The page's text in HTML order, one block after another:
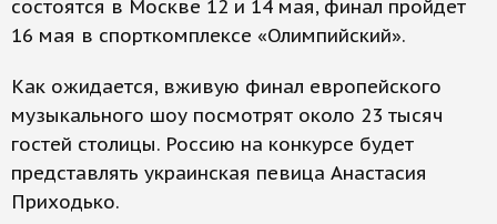
состоятся в Москве 12 и 14 мая, финал пройдет
16 мая в спорткомплексе «Олимпийский».
Как ожидается, вживую финал европейского
музыкального шоу посмотрят около 23 тысяч
гостей столицы. Россию на конкурсе будет
представлять украинская певица Анастасия
Приходько.